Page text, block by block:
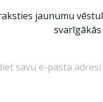
jaunumu